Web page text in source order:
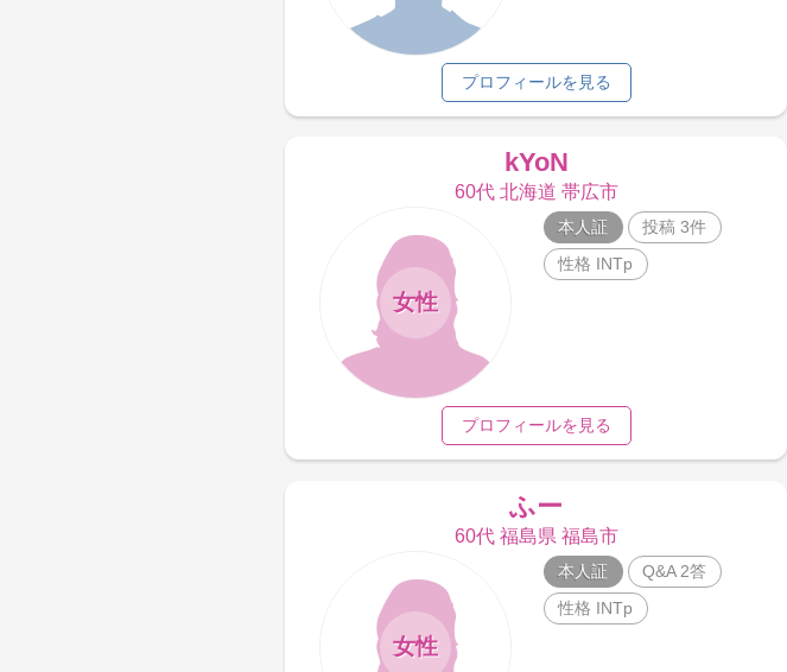
プロフィールを見る
kYoN
60代 北海道 帯広市
女性
本人証
投稿 3件
性格 INTp
プロフィールを見る
ふー
60代 福島県 福島市
女性
本人証
Q&A 2答
性格 INTp